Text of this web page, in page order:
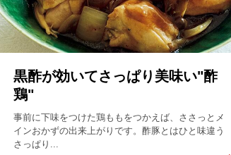
黒酢が効いてさっぱり美味い"酢
鶏"
事前に下味をつけた鶏ももをつかえば、ささっとメ
インおかずの出来上がりです。酢豚とはひと味違う
さっぱり...